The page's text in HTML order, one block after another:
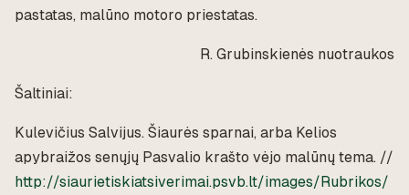
pastatas, malūno motoro priestatas.
R. Grubinskienės nuotraukos
Šaltiniai:
Kulevičius Salvijus. Šiaurės sparnai, arba Kelios
apybraižos senųjų Pasvalio krašto vėjo malūnų tema. //
http://siaurietiskiatsiverimai.psvb.lt/images/Rubrikos/